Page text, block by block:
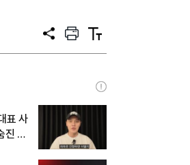
공
프
트
텍
트
표 사
진 채